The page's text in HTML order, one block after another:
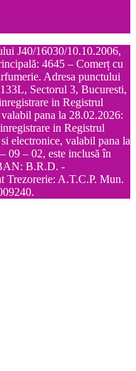
J40/16030/10.10.2006,
4645 – Comerț cu
Adresa punctului
Sectorul 3, Bucuresti,
in Registrul
pana la 28.02.2026:
in Registrul
electronice, valabil pana la
09 – 02, este inclusă în
B.R.D. -
A.T.C.P. Mun.